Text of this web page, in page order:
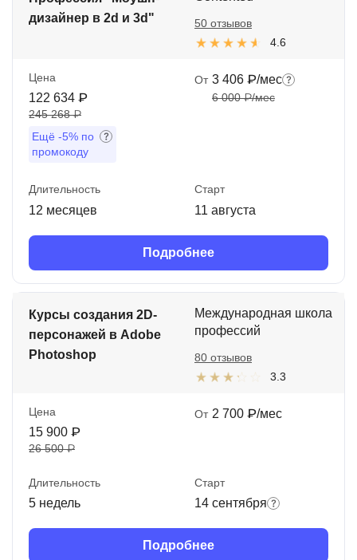
дизайнер в 2d и 3d"
4.6
50 отзывов
Цена
122 634 ₽
245 268 ₽
Ещё -5% по
промокоду
От 3 406 ₽/мес
6 000 ₽/мес
Длительность
12 месяцев
Старт
11 августа
Подробнее
Курсы создания 2D-
персонажей в Adobe
Photoshop
Международная школа
профессий
3.3
80 отзывов
Цена
15 900 ₽
26 500 ₽
От 2 700 ₽/мес
Длительность
5 недель
Старт
14 сентября
Подробнее